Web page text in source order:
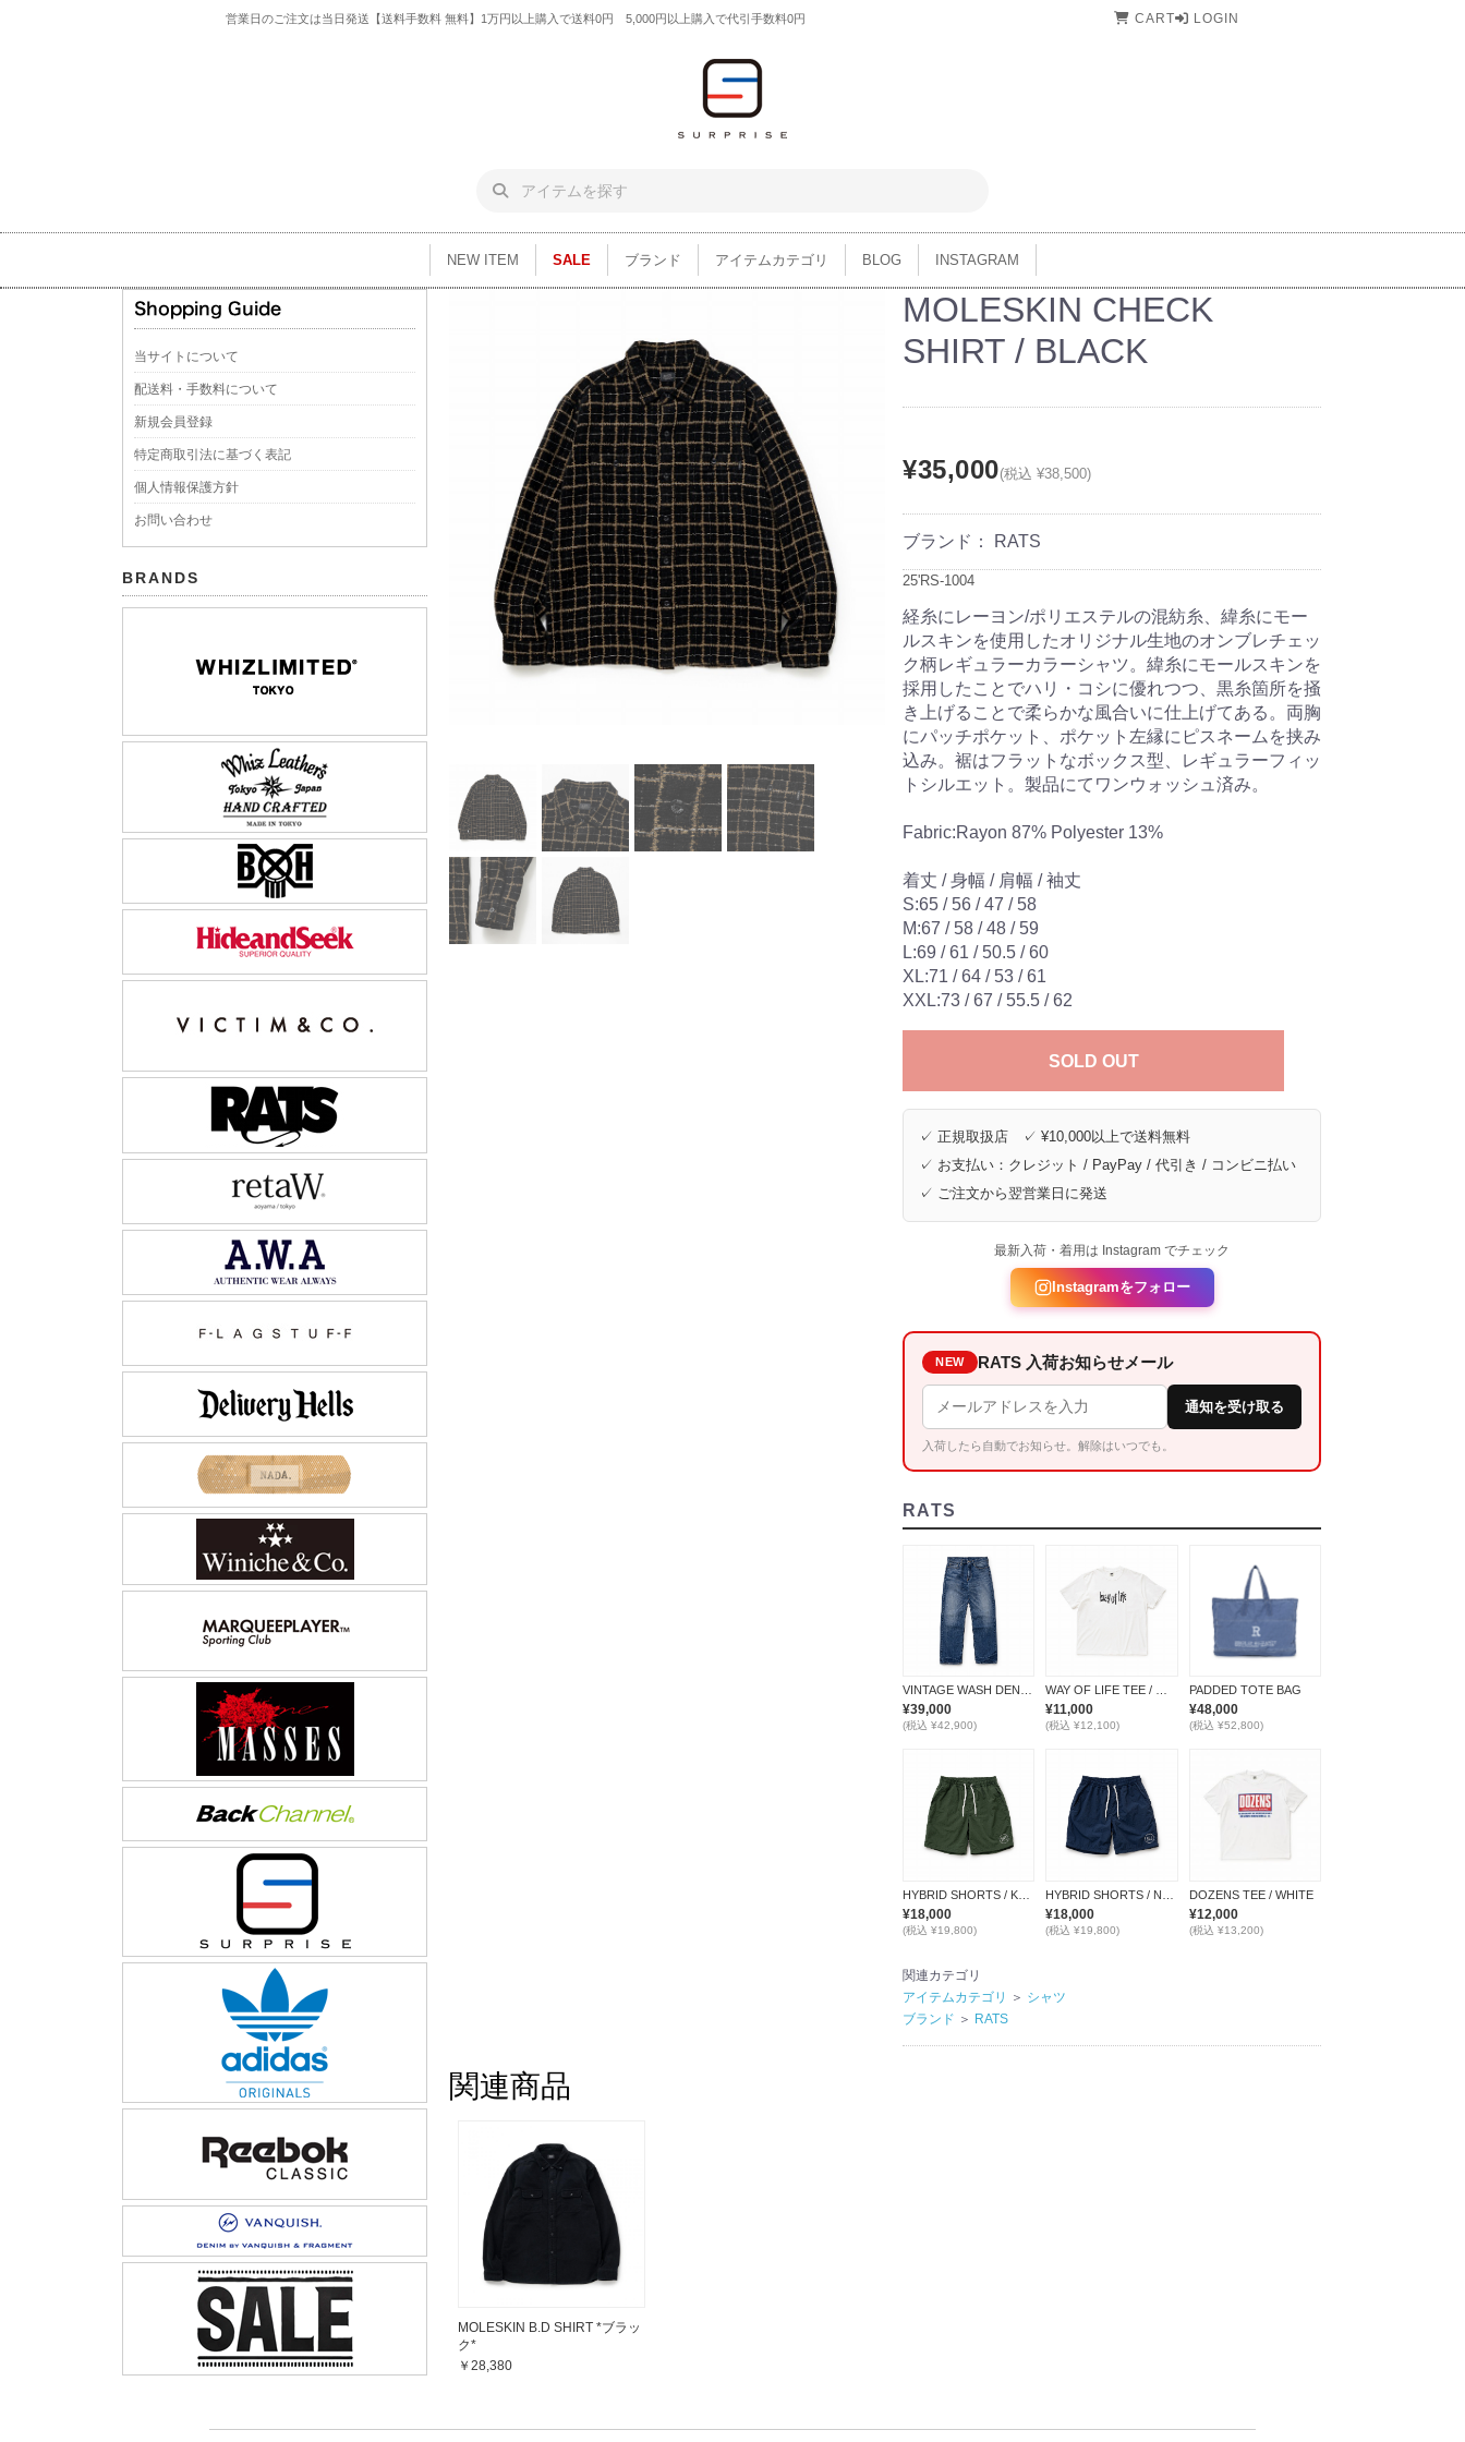
営業日のご注文は当日発送【送料手数料 無料】1万円以上購入で送料0円 5,000円以上購入で代引手数料0円 CART LOGIN
NEW ITEM SALE ブランド アイテムカテゴリ BLOG INSTAGRAM
当サイトについて
配送料・手数料について
新規会員登録
特定商取引法に基づく表記
個人情報保護方針
お問い合わせ
BRANDS
MOLESKIN CHECK
SHIRT / BLACK
¥35,000(税込 ¥38,500)
ブランド： RATS
25'RS-1004
経糸にレーヨン/ポリエステルの混紡糸、緯糸にモー
ルスキンを使用したオリジナル生地のオンブレチェッ
ク柄レギュラーカラーシャツ。緯糸にモールスキンを
採用したことでハリ・コシに優れつつ、黒糸箇所を掻
き上げることで柔らかな風合いに仕上げてある。両胸
にパッチポケット、ポケット左縁にピスネームを挟み
込み。裾はフラットなボックス型、レギュラーフィッ
トシルエット。製品にてワンウォッシュ済み。
Fabric:Rayon 87% Polyester 13%
着丈 / 身幅 / 肩幅 / 袖丈
S:65 / 56 / 47 / 58
M:67 / 58 / 48 / 59
L:69 / 61 / 50.5 / 60
XL:71 / 64 / 53 / 61
XXL:73 / 67 / 55.5 / 62
SOLD OUT
✓ 正規取扱店 ✓ ¥10,000以上で送料無料
✓ お支払い：クレジット / PayPay / 代引き / コンビニ払い
✓ ご注文から翌営業日に発送
最新入荷・着用は Instagram でチェック
Instagramをフォロー
NEW RATS 入荷お知らせメール
通知を受け取る
入荷したら自動でお知らせ。解除はいつでも。
RATS
¥39,000
(税込 ¥42,900)
¥11,000
(税込 ¥12,100)
PADDED TOTE BAG
¥48,000
(税込 ¥52,800)
¥18,000
(税込 ¥19,800)
¥18,000
(税込 ¥19,800)
DOZENS TEE / WHITE
¥12,000
(税込 ¥13,200)
関連カテゴリ
アイテムカテゴリ
＞ シャツ
ブランド ＞ RATS
関連商品
MOLESKIN B.D SHIRT *ブラッ
ク*
￥28,380